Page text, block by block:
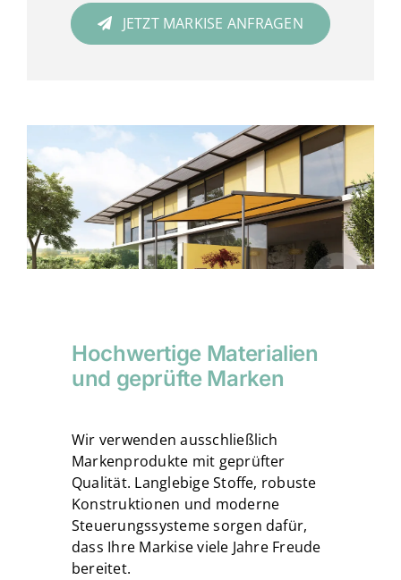
JETZT MARKISE ANFRAGEN
Hochwertige Materialien
und geprüfte Marken
Wir verwenden ausschließlich
Markenprodukte mit geprüfter
Qualität. Langlebige Stoffe, robuste
Konstruktionen und moderne
Steuerungssysteme sorgen dafür,
dass Ihre Markise viele Jahre Freude
bereitet.